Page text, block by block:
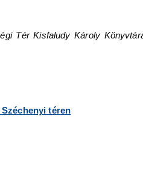
Tér Kisfaludy Károly
téren